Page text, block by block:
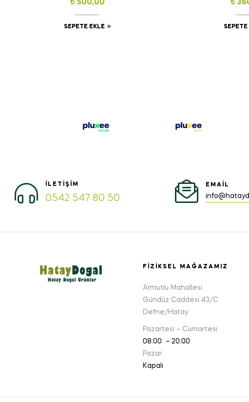
₺500,00
SEPETE EKLE
₺
SEPETE
İLETIŞIM
0542 547 80 50
EMAIL
FIZIKSEL MAĞAZAMIZ
Armutlu Mahallesi
Gündüz Caddesi 43/C
Defne/Hatay
Pazartesi – Cumartesi:
08:00 – 20:00
Pazar:
Kapalı